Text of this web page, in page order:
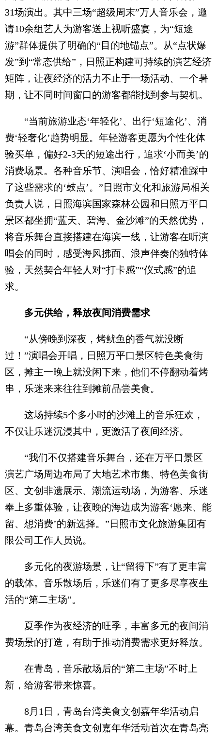
31场演出。其中三场“超级周末”万人音乐会，邀
请10余组艺人为游客送上视听盛宴，为“短途
游”群体提供了明确的“目的地锚点”。从“点状爆
发”到“常态供给”，日照正构建可持续的演艺经济
矩阵，让夜经济的活力不止于一场活动、一个暑
期，让不同时间窗口的游客都能找到参与契机。
“当前旅游业态‘年轻化’、出行‘短途化’、消
费‘轻奢化’趋势明显。年轻游客更愿为个性化体
验买单，偏好2-3天的短途出行，追求‘小而美’的
消费场景。各种音乐节、演唱会，恰好精准踩中
了这些需求的‘鼓点’。”日照市文化和旅游局相关
负责人说，日照海滨国家森林公园和日照万平口
景区都坐拥“蓝天、碧海、金沙滩”的天然优势，
将音乐舞台直接搭建在海滨一线，让游客在听演
唱会的同时，感受海风拂面、浪声伴奏的独特体
验，天然契合年轻人对“打卡感”“仪式感”的追
求。
多元供给，释放夜间消费需求
“从傍晚到深夜，烤鱿鱼的香气就没断
过！”演唱会开唱，日照万平口景区特色美食街
区，摊主一晚上就没闲下来，他们不停翻动着烤
串，乐迷来来往往到摊前品尝美食。
这场持续5个多小时的沙滩上的音乐狂欢，
不仅让乐迷沉浸其中，更激活了夜间经济。
“我们不仅搭建音乐舞台，还在万平口景区
演艺广场周边布局了大地艺术市集、特色美食街
区、文创非遗展示、潮流运动场，为游客、乐迷
奉上多重体验，让夜晚的海边成为游客‘愿来、能
留、想消费’的新选择。”日照市文化旅游集团有
限公司工作人员说。
多元化的夜游场景，让“留得下”有了更丰富
的载体。音乐散场后，乐迷们有了更多尽享夜生
活的“第二主场”。
夏季作为夜经济的旺季，丰富多元的夜间消
费场景的打造，有助于推动消费需求更好释放。
在青岛，音乐散场后的“第二主场”不时上
新，给游客带来惊喜。
8月1日，青岛台湾美食文创嘉年华活动启
幕。青岛台湾美食文创嘉年华活动首次在青岛亮